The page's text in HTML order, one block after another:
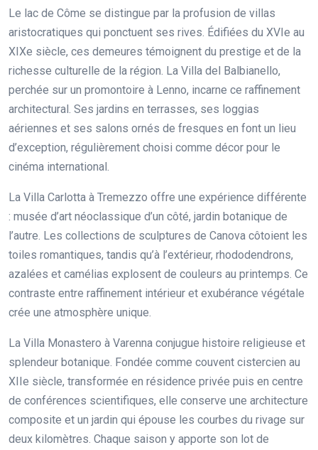
Le lac de Côme se distingue par la profusion de villas
aristocratiques qui ponctuent ses rives. Édifiées du XVIe au
XIXe siècle, ces demeures témoignent du prestige et de la
richesse culturelle de la région. La Villa del Balbianello,
perchée sur un promontoire à Lenno, incarne ce raffinement
architectural. Ses jardins en terrasses, ses loggias
aériennes et ses salons ornés de fresques en font un lieu
d’exception, régulièrement choisi comme décor pour le
cinéma international.
La Villa Carlotta à Tremezzo offre une expérience différente
: musée d’art néoclassique d’un côté, jardin botanique de
l’autre. Les collections de sculptures de Canova côtoient les
toiles romantiques, tandis qu’à l’extérieur, rhododendrons,
azalées et camélias explosent de couleurs au printemps. Ce
contraste entre raffinement intérieur et exubérance végétale
crée une atmosphère unique.
La Villa Monastero à Varenna conjugue histoire religieuse et
splendeur botanique. Fondée comme couvent cistercien au
XIIe siècle, transformée en résidence privée puis en centre
de conférences scientifiques, elle conserve une architecture
composite et un jardin qui épouse les courbes du rivage sur
deux kilomètres. Chaque saison y apporte son lot de